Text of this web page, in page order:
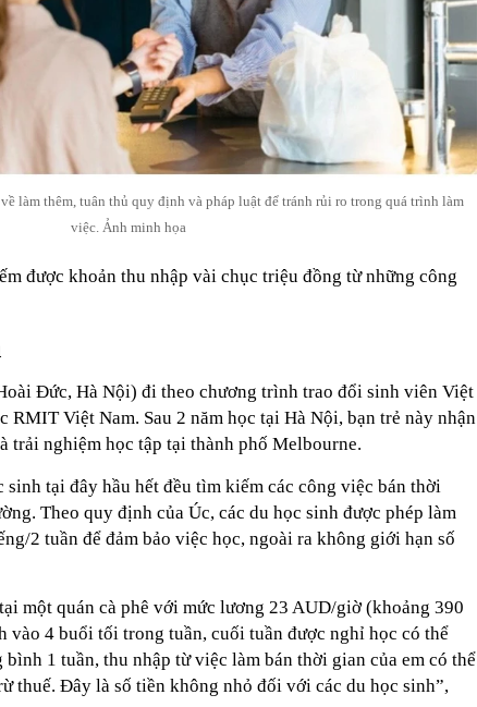
làm thêm, tuân thủ quy định và pháp luật để tránh rủi ro trong quá trình làm
việc. Ảnh minh họa
được khoản thu nhập vài chục triệu đồng từ những công
Đức, Hà Nội) đi theo chương trình trao đổi sinh viên Việt
RMIT Việt Nam. Sau 2 năm học tại Hà Nội, bạn trẻ này nhận
trải nghiệm học tập tại thành phố Melbourne.
sinh tại đây hầu hết đều tìm kiếm các công việc bán thời
Theo quy định của Úc, các du học sinh được phép làm
2 tuần để đảm bảo việc học, ngoài ra không giới hạn số
một quán cà phê với mức lương 23 AUD/giờ (khoảng 390
vào 4 buổi tối trong tuần, cuối tuần được nghỉ học có thể
1 tuần, thu nhập từ việc làm bán thời gian của em có thể
thuế. Đây là số tiền không nhỏ đối với các du học sinh”,